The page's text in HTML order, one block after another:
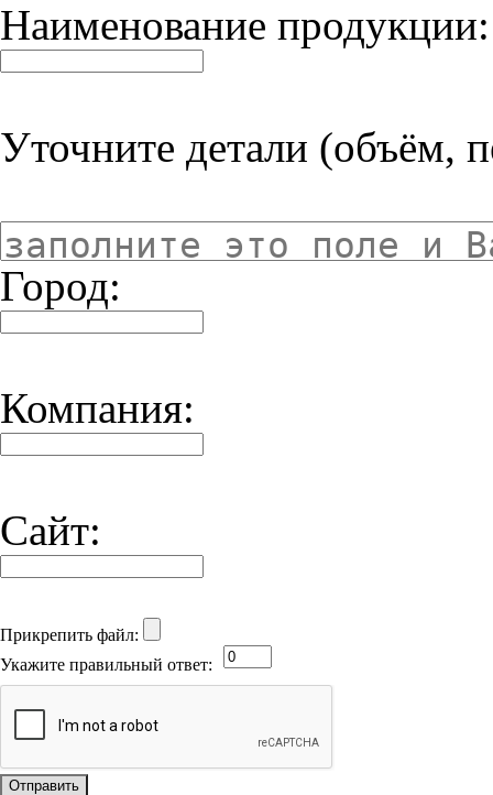
Наименование продукции:
Уточните детали (объём,
Город:
Компания:
Сайт:
Прикрепить файл:
Укажите правильный ответ: